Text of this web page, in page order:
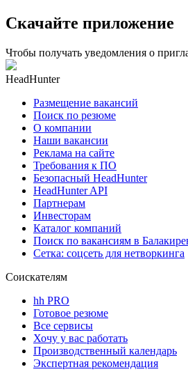
Скачайте приложение
Чтобы получать уведомления о
HeadHunter
Размещение вакансий
Поиск по резюме
О компании
Наши вакансии
Реклама на сайте
Требования к ПО
Безопасный HeadHunter
HeadHunter API
Партнерам
Инвесторам
Каталог компаний
Поиск по вакансиям в
Сетка: соцсеть для нетворкинга
Соискателям
hh PRO
Готовое резюме
Все сервисы
Хочу у вас работать
Производственный календарь
Экспертная рекомендация